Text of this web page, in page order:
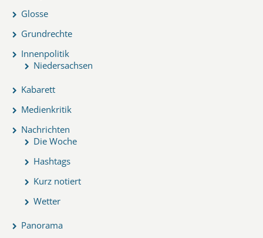
Glosse
Grundrechte
Innenpolitik
Niedersachsen
Kabarett
Medienkritik
Nachrichten
Die Woche
Hashtags
Kurz notiert
Wetter
Panorama